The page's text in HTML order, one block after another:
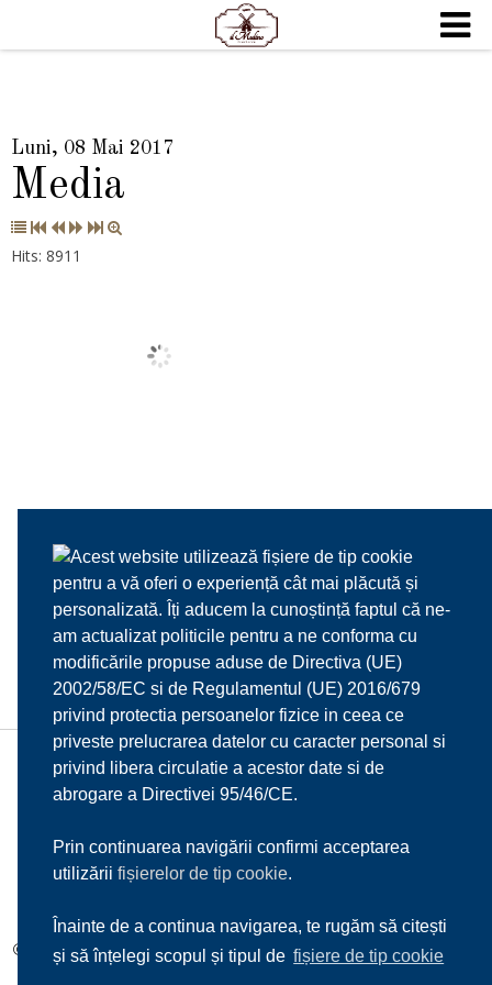
Acest website utilizează fișiere de tip cookie
pentru a vă oferi o experiență cât mai plăcută și
personalizată. Îți aducem la cunoștință faptul că ne-
am actualizat politicile pentru a ne conforma cu
modificările propuse aduse de Directiva (UE)
2002/58/EC si de Regulamentul (UE) 2016/679
privind protectia persoanelor fizice in ceea ce
priveste prelucrarea datelor cu caracter personal si
privind libera circulatie a acestor date si de
abrogare a Directivei 95/46/CE.
Prin continuarea navigării confirmi acceptarea
utilizării fișierelor de tip cookie.
Înainte de a continua navigarea, te rugăm să citești
și să înțelegi scopul și tipul de fișiere de tip cookie
Luni, 08 Mai 2017
Media
Hits: 8911
HOME DESPRE NOI MENIU
REZERVARI CONTACT
© 2017 Il Mulino d'Oro s.r.l.| Toate drepturile rezervate |Sitemap